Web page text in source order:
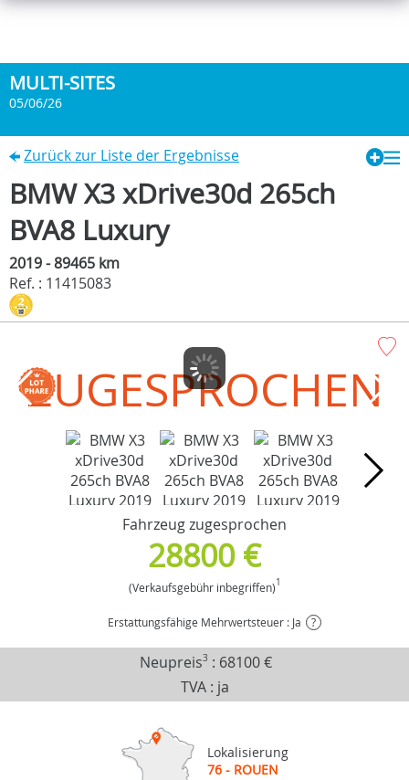
MULTI-SITES
05/06/26
Zurück zur Liste der Ergebnisse
BMW X3 xDrive30d 265ch
BVA8 Luxury
2019 - 89465 km
Ref. : 11415083
ZUGESPROCHEN
Fahrzeug zugesprochen
28800 €
(Verkaufsgebühr inbegriffen)1
Erstattungsfähige Mehrwertsteuer : Ja ?
Neupreis3 : 68100 €
TVA : ja
Lokalisierung
76 - ROUEN